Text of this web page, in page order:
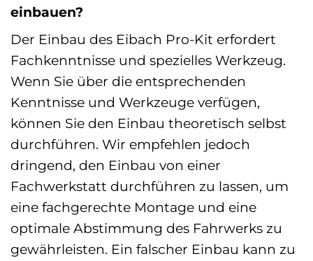
einbauen?
Der Einbau des Eibach Pro-Kit erfordert
Fachkenntnisse und spezielles Werkzeug.
Wenn Sie über die entsprechenden
Kenntnisse und Werkzeuge verfügen,
können Sie den Einbau theoretisch selbst
durchführen. Wir empfehlen jedoch
dringend, den Einbau von einer
Fachwerkstatt durchführen zu lassen, um
eine fachgerechte Montage und eine
optimale Abstimmung des Fahrwerks zu
gewährleisten. Ein falscher Einbau kann zu